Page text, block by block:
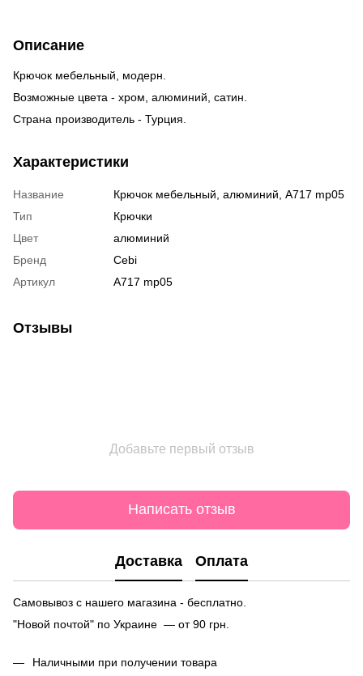
Описание
Крючок мебельный, модерн.
Возможные цвета - хром, алюминий, сатин.
Страна производитель - Турция.
Характеристики
Название
Крючок мебельный, алюминий, A717 mp05
Тип
Крючки
Цвет
алюминий
Бренд
Cebi
Артикул
A717 mp05
Отзывы
Добавьте первый отзыв
Написать отзыв
Доставка Оплата
Самовывоз с нашего магазина - бесплатно.
"Новой почтой" по Украине — от 90 грн.
Наличными при получении товара